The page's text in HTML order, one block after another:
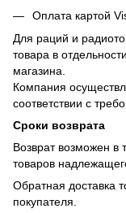
Оплата картой
Для раций и
товара в
магазина.
Компания
соответствии с
Сроки возврата
Возврат возможен в
товаров
Обратная доставка
покупателя.